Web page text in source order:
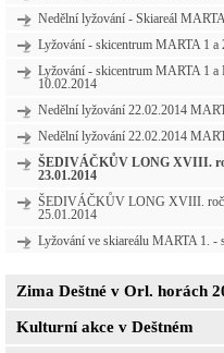
Nedělní lyžování - Skiareál
Lyžování - skicentrum MARTA 1 a
Lyžování - skicentrum MARTA 1 a
10.02.2014
Nedělní lyžování 22.02.2014
Nedělní lyžování 22.02.2014
ŠEDIVÁČKŮV LONG XVIII.
23.01.2014
ŠEDIVÁČKŮV LONG XVIII.
25.01.2014
Lyžování ve skiareálu MARTA 1. -
Zima Deštné v Orl. horách
Kulturní akce v Deštném